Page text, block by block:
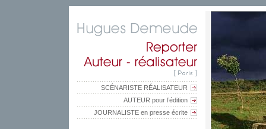
SCÉNARISTE RÉALISATEUR
AUTEUR pour l’édition
JOURNALISTE en presse écrite